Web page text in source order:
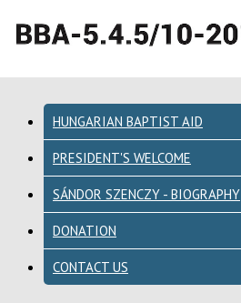
HUNGARIAN BAPTIST AID
PRESIDENT'S WELCOME
SÁNDOR SZENCZY - BIOGRAPHY
DONATION
CONTACT US